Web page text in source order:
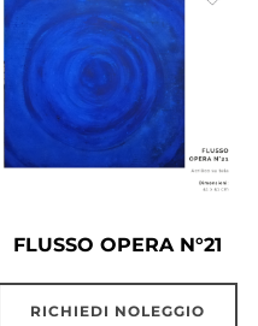
FLUSSO OPERA N°21
RICHIEDI NOLEGGIO